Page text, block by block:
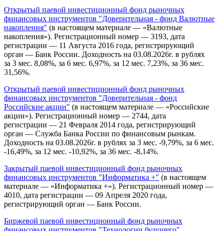
Открытый паевой инвестиционный фонд рыночных
финансовых инструментов "Доверительная - фонд Валютные
накопления" (в настоящем материале — «Валютные
накопления»). Регистрационный номер — 3193, дата
регистрации — 11 Августа 2016 года, регистрирующий
орган — Банк России. Доходность на 03.08.2026г. в рублях
за 3 мес. 8,08%, за 6 мес. 6,97%, за 12 мес. 7,23%, за 36 мес.
31,56%.
Открытый паевой инвестиционный фонд рыночных
финансовых инструментов "Доверительная - фонд
Российские акции" (в настоящем материале — «Российские
акции»). Регистрационный номер — 2744, дата
регистрации — 21 Февраля 2014 года, регистрирующий
орган — Служба Банка России по финансовым рынкам.
Доходность на 03.08.2026г. в рублях за 3 мес. -9,79%, за 6 мес.
-16,49%, за 12 мес. -10,92%, за 36 мес. -8,14%.
Закрытый паевой инвестиционный фонд рыночных
финансовых инструментов "Информатика +" (в настоящем
материале — «Информатика +»). Регистрационный номер —
4010, дата регистрации — 09 Апреля 2020 года,
регистрирующий орган — Банк России.
Биржевой паевой инвестиционный фонд рыночных